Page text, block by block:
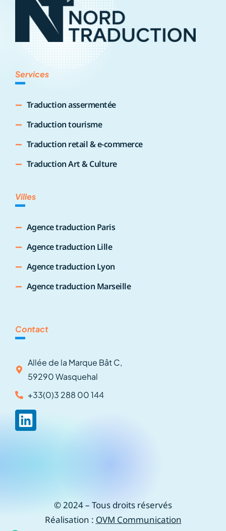
Services
Traduction assermentée
Traduction tourisme
Traduction retail & e-commerce
Traduction Art & Culture
Villes
Agence traduction Paris
Agence traduction Lille
Agence traduction Lyon
Agence traduction Marseille
Contact
Allée de la Marque Bât C,
59290 Wasquehal
+33(0)3 288 00 144
© 2024 – Tous droits réservés
Réalisation :OVM Communication